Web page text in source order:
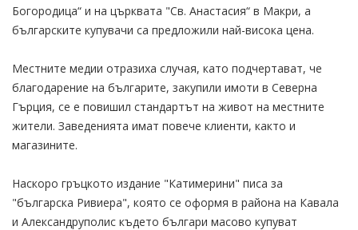
Богородица“ и на църквата "Св. Анастасия“ в Макри, а
българските купувачи са предложили най-висока цена.
Местните медии отразиха случая, като подчертават, че
благодарение на българите, закупили имоти в Северна
Гърция, се е повишил стандартът на живот на местните
жители. Заведенията имат повече клиенти, както и
магазините.
Наскоро гръцкото издание "Катимерини" писа за
"българска Ривиера", която се оформя в района на Кавала
и Александруполис където българи масово купуват